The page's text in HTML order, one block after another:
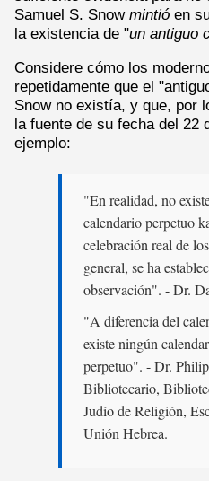
Samuel S. Snow mintió en
la existencia de "un antiguo
Considere cómo los
repetidamente que el
Snow no existía, y que, por
la fuente de su fecha del 22
ejemplo:
"En realidad, no
calendario perpetuo
celebración real de
general, se ha
observación". - Dr.
"A diferencia del
existe ningún
perpetuo". - Dr.
Bibliotecario,
Judío de Religión,
Unión Hebrea.